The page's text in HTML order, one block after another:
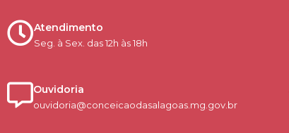
Atendimento
Seg. à Sex. das 12h às 18h
Ouvidoria
ouvidoria@conceicaodasalagoas.mg.gov.br